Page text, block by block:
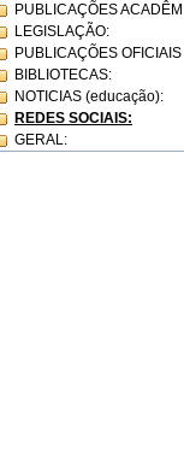
PUBLICAÇÕES
LEGISLAÇÃO:
PUBLICAÇÕES
BIBLIOTECAS:
NOTICIAS (educação):
REDES SOCIAIS:
GERAL: